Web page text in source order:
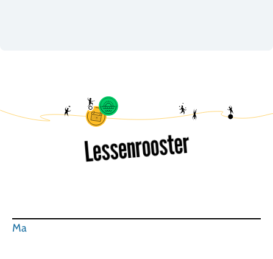
Lessenrooster
Ma